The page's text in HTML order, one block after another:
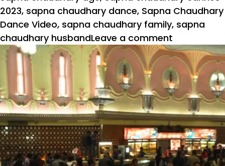
2023, sapna chaudhary dance, Sapna Chaudhary
Dance Video, sapna chaudhary family, sapna
chaudhary husbandLeave a comment
Cannes
2023
में
डेब्यू
करेंगी
हरियाणवी
डांसर
सपना
चौधरी